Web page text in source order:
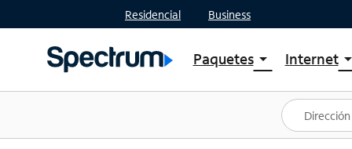
Residencial Business
Paquetesarrow_drop_down
Ver paquetes
Spectrum One
Mejores ofertas
Internetarrow_drop_down
Planes